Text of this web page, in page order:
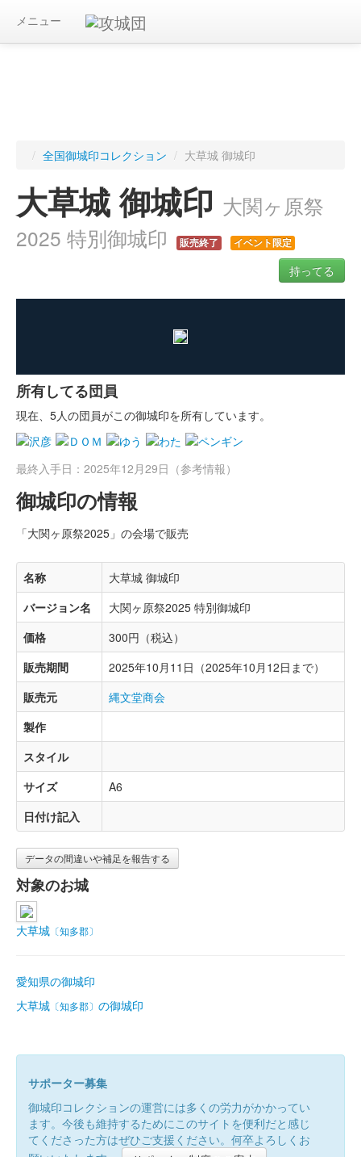
メニュー
/ 全国御城印コレクション / 大草城 御城印
大草城 御城印 大関ヶ原祭
2025 特別御城印
販売終了 イベント限定
持ってる
所有してる団員
現在、5人の団員がこの御城印を所有しています。
最終入手日：2025年12月29日（参考情報）
御城印の情報
「大関ヶ原祭2025」の会場で販売
名称
大草城 御城印
バージョン名
大関ヶ原祭2025 特別御城印
価格
300円（税込）
販売期間
2025年10月11日（2025年10月12日まで）
販売元
縄文堂商会
製作
スタイル
サイズ
A6
日付け記入
データの間違いや補足を報告する
対象のお城
大草城 〔知多郡〕
愛知県の御城印
大草城 〔知多郡〕 の御城印
サポーター募集
御城印コレクションの運営には多くの労力がかかってい
ます。今後も維持するためにこのサイトを便利だと感じ
てくださった方はぜひご支援ください。何卒よろしくお